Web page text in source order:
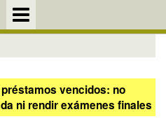
vencidos: no
ni rendir exámenes finales